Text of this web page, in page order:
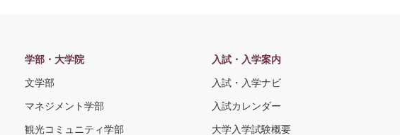
学部・大学院
文学部
マネジメント学部
観光コミュニティ学部
入試・入学案内
入試・入学ナビ
入試カレンダー
大学入学試験概要